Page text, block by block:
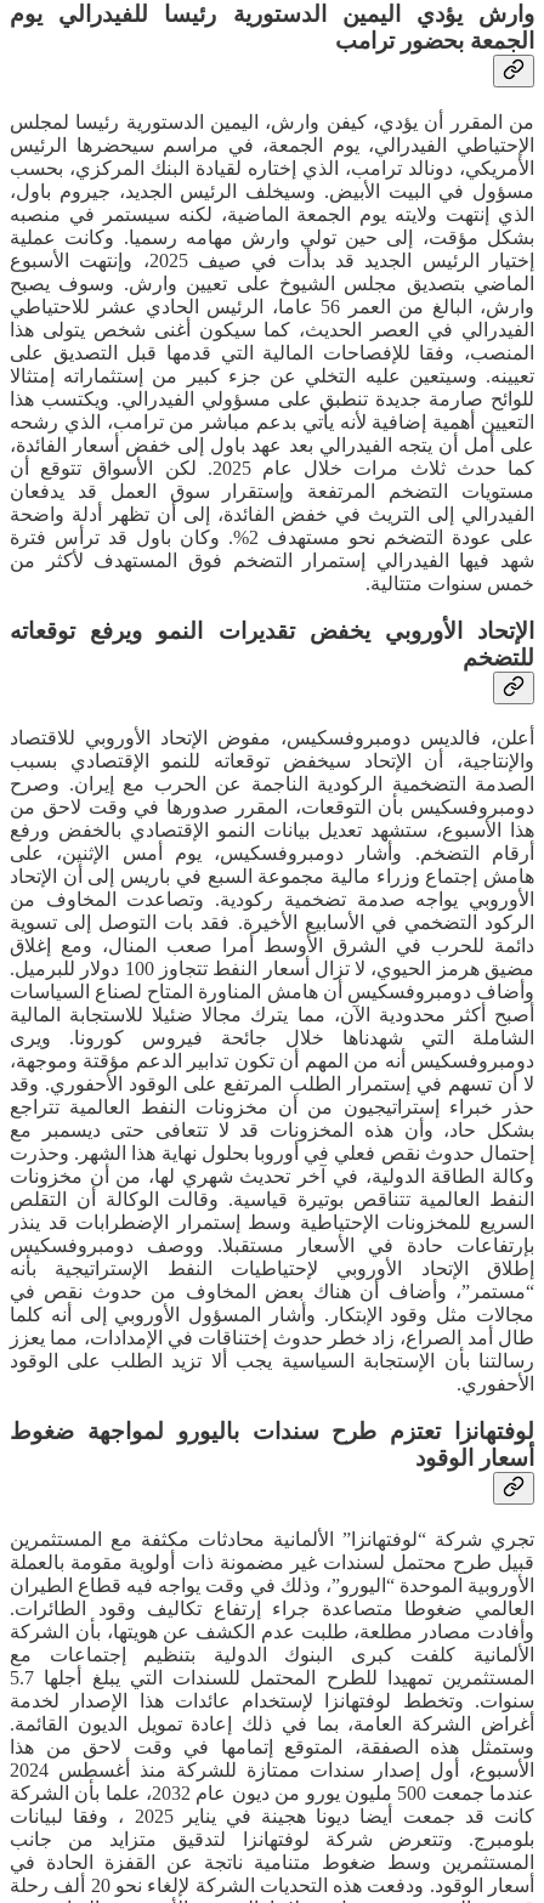
وارش يؤدي اليمين الدستورية رئيسا للفيدرالي يوم
الجمعة بحضور ترامب
من المقرر أن يؤدي، كيفن وارش، اليمين الدستورية رئيسا لمجلس
الإحتياطي الفيدرالي، يوم الجمعة، في مراسم سيحضرها الرئيس
الأمريكي، دونالد ترامب، الذي إختاره لقيادة البنك المركزي، بحسب
مسؤول في البيت الأبيض. وسيخلف الرئيس الجديد، جيروم باول،
الذي إنتهت ولايته يوم الجمعة الماضية، لكنه سيستمر في منصبه
بشكل مؤقت، إلى حين تولي وارش مهامه رسميا. وكانت عملية
إختيار الرئيس الجديد قد بدأت في صيف 2025، وإنتهت الأسبوع
الماضي بتصديق مجلس الشيوخ على تعيين وارش. وسوف يصبح
وارش، البالغ من العمر 56 عاما، الرئيس الحادي عشر للاحتياطي
الفيدرالي في العصر الحديث، كما سيكون أغنى شخص يتولى هذا
المنصب، وفقا للإفصاحات المالية التي قدمها قبل التصديق على
تعيينه. وسيتعين عليه التخلي عن جزء كبير من إستثماراته إمتثالا
للوائح صارمة جديدة تنطبق على مسؤولي الفيدرالي. ويكتسب هذا
التعيين أهمية إضافية لأنه يأتي بدعم مباشر من ترامب، الذي رشحه
على أمل أن يتجه الفيدرالي بعد عهد باول إلى خفض أسعار الفائدة،
كما حدث ثلاث مرات خلال عام 2025. لكن الأسواق تتوقع أن
مستويات التضخم المرتفعة وإستقرار سوق العمل قد يدفعان
الفيدرالي إلى التريث في خفض الفائدة، إلى أن تظهر أدلة واضحة
على عودة التضخم نحو مستهدف 2%. وكان باول قد ترأس فترة
شهد فيها الفيدرالي إستمرار التضخم فوق المستهدف لأكثر من
خمس سنوات متتالية.
الإتحاد الأوروبي يخفض تقديرات النمو ويرفع توقعاته
للتضخم
أعلن، فالديس دومبروفسكيس، مفوض الإتحاد الأوروبي للاقتصاد
والإنتاجية، أن الإتحاد سيخفض توقعاته للنمو الإقتصادي بسبب
الصدمة التضخمية الركودية الناجمة عن الحرب مع إيران. وصرح
دومبروفسكيس بأن التوقعات، المقرر صدورها في وقت لاحق من
هذا الأسبوع، ستشهد تعديل بيانات النمو الإقتصادي بالخفض ورفع
أرقام التضخم. وأشار دومبروفسكيس، يوم أمس الإثنين، على
هامش إجتماع وزراء مالية مجموعة السبع في باريس إلى أن الإتحاد
الأوروبي يواجه صدمة تضخمية ركودية. وتصاعدت المخاوف من
الركود التضخمي في الأسابيع الأخيرة. فقد بات التوصل إلى تسوية
دائمة للحرب في الشرق الأوسط أمرا صعب المنال، ومع إغلاق
مضيق هرمز الحيوي، لا تزال أسعار النفط تتجاوز 100 دولار للبرميل.
وأضاف دومبروفسكيس أن هامش المناورة المتاح لصناع السياسات
أصبح أكثر محدودية الآن، مما يترك مجالا ضئيلا للاستجابة المالية
الشاملة التي شهدناها خلال جائحة فيروس كورونا. ويرى
دومبروفسكيس أنه من المهم أن تكون تدابير الدعم مؤقتة وموجهة،
لا أن تسهم في إستمرار الطلب المرتفع على الوقود الأحفوري. وقد
حذر خبراء إستراتيجيون من أن مخزونات النفط العالمية تتراجع
بشكل حاد، وأن هذه المخزونات قد لا تتعافى حتى ديسمبر مع
إحتمال حدوث نقص فعلي في أوروبا بحلول نهاية هذا الشهر. وحذرت
وكالة الطاقة الدولية، في آخر تحديث شهري لها، من أن مخزونات
النفط العالمية تتناقص بوتيرة قياسية. وقالت الوكالة أن التقلص
السريع للمخزونات الإحتياطية وسط إستمرار الإضطرابات قد ينذر
بإرتفاعات حادة في الأسعار مستقبلا. ووصف دومبروفسكيس
إطلاق الإتحاد الأوروبي لإحتياطيات النفط الإستراتيجية بأنه
“مستمر”، وأضاف أن هناك بعض المخاوف من حدوث نقص في
مجالات مثل وقود الإبتكار. وأشار المسؤول الأوروبي إلى أنه كلما
طال أمد الصراع، زاد خطر حدوث إختناقات في الإمدادات، مما يعزز
رسالتنا بأن الإستجابة السياسية يجب ألا تزيد الطلب على الوقود
الأحفوري.
لوفتهانزا تعتزم طرح سندات باليورو لمواجهة ضغوط
أسعار الوقود
تجري شركة “لوفتهانزا” الألمانية محادثات مكثفة مع المستثمرين
قبيل طرح محتمل لسندات غير مضمونة ذات أولوية مقومة بالعملة
الأوروبية الموحدة “اليورو”، وذلك في وقت يواجه فيه قطاع الطيران
العالمي ضغوطا متصاعدة جراء إرتفاع تكاليف وقود الطائرات.
وأفادت مصادر مطلعة، طلبت عدم الكشف عن هويتها، بأن الشركة
الألمانية كلفت كبرى البنوك الدولية بتنظيم إجتماعات مع
المستثمرين تمهيدا للطرح المحتمل للسندات التي يبلغ أجلها 5.7
سنوات. وتخطط لوفتهانزا لإستخدام عائدات هذا الإصدار لخدمة
أغراض الشركة العامة، بما في ذلك إعادة تمويل الديون القائمة.
وستمثل هذه الصفقة، المتوقع إتمامها في وقت لاحق من هذا
الأسبوع، أول إصدار سندات ممتازة للشركة منذ أغسطس 2024
عندما جمعت 500 مليون يورو من ديون عام 2032، علما بأن الشركة
كانت قد جمعت أيضا ديونا هجينة في يناير 2025 ، وفقا لبيانات
بلومبرج. وتتعرض شركة لوفتهانزا لتدقيق متزايد من جانب
المستثمرين وسط ضغوط متنامية ناتجة عن القفزة الحادة في
أسعار الوقود. ودفعت هذه التحديات الشركة لإلغاء نحو 20 ألف رحلة